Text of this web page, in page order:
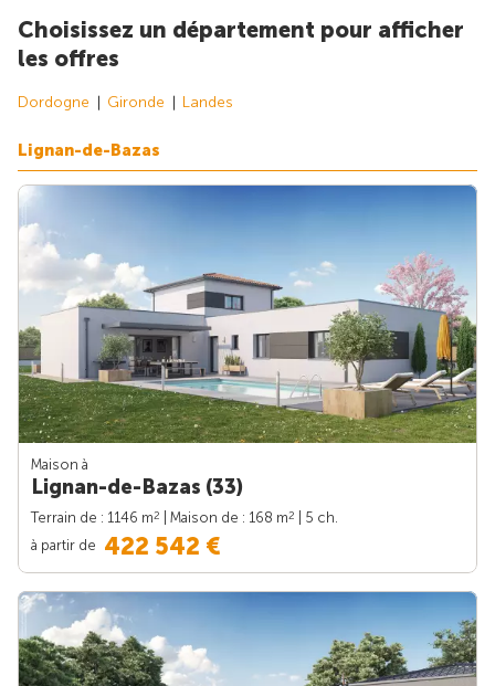
Choisissez un département pour afficher
les offres
Dordogne Gironde Landes
Lignan-de-Bazas
Maison à
Lignan-de-Bazas (33)
Terrain de : 1146 m2 | Maison de : 168 m2
| 5 ch.
à partir de 422 542 €